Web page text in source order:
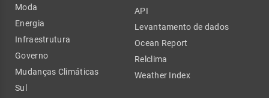
Moda
Energia
Infraestrutura
Governo
Mudanças Climáticas
Sul
API
Levantamento de dados
Ocean Report
Relclima
Weather Index